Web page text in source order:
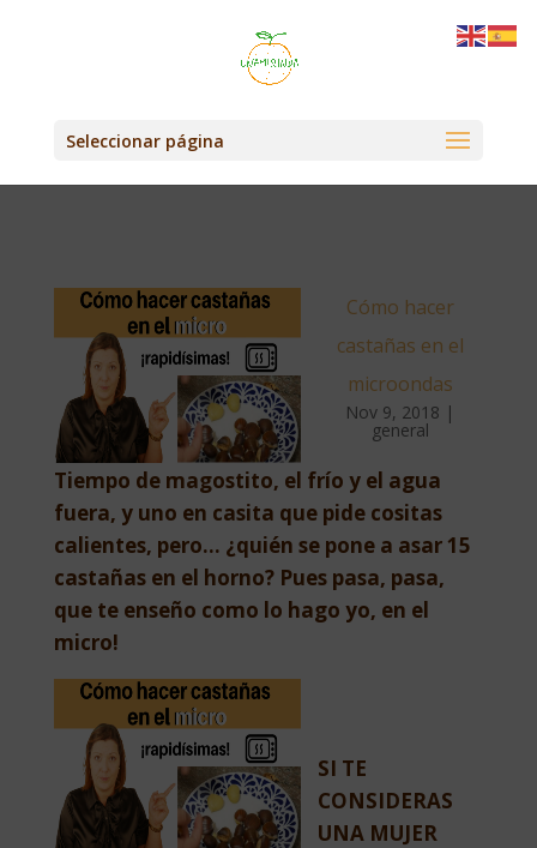
Seleccionar página
Cómo hacer
castañas en el
microondas
Nov 9, 2018 |
general
Tiempo de magostito, el frío y el agua
fuera, y uno en casita que pide cositas
calientes, pero… ¿quién se pone a asar 15
castañas en el horno? Pues pasa, pasa,
que te enseño como lo hago yo, en el
micro!
SI TE
CONSIDERAS
UNA MUJER